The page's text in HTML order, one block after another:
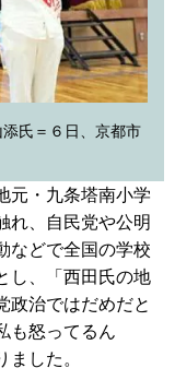
添氏＝６日、京都市
元・九条塔南小学
れ、自民党や公明
などで全国の学校
し、「西田氏の地
政治ではだめだと
も怒ってるん
した。